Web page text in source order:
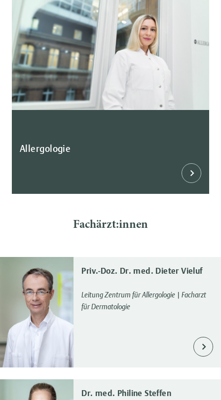
Allergologie
Fachärzt:innen
Priv.-Doz. Dr. med. Dieter Vieluf
Leitung Zentrum für Allergologie | Facharzt
für Dermatologie
Dr. med. Philine Steffen